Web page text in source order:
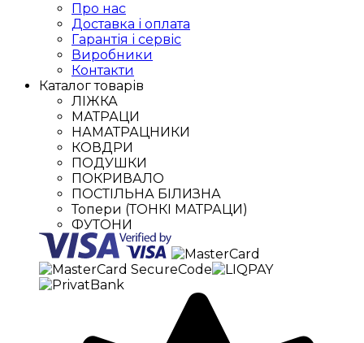
Про нас
Доставка і оплата
Гарантія і сервіс
Виробники
Контакти
Каталог товарів
ЛІЖКА
МАТРАЦИ
НАМАТРАЦНИКИ
КОВДРИ
ПОДУШКИ
ПОКРИВАЛО
ПОСТІЛЬНА БІЛИЗНА
Топери (ТОНКІ МАТРАЦИ)
ФУТОНИ